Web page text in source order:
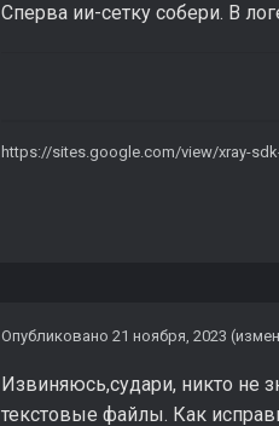
Сперва ии-сетку собери. В
https://sites.google.com/view/xray-
Опубликовано 21 ноября, 2023
Извиняюсь,судари, никто не
текстовые файлы. Как